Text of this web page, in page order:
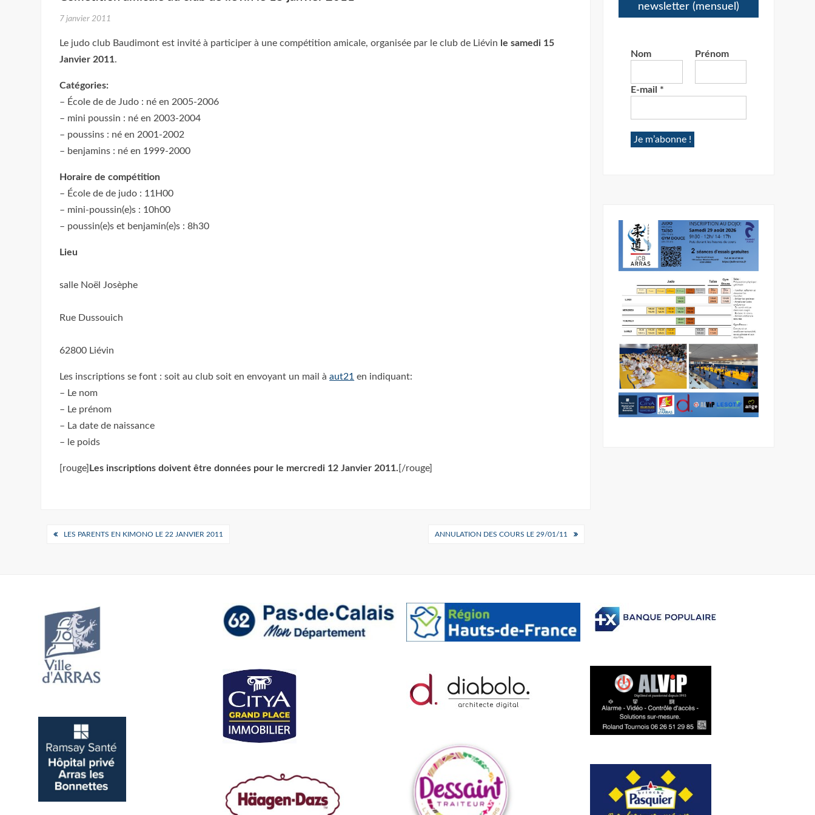
7 janvier 2011
Le judo club Baudimont est invité à participer à une compétition amicale, organisée par le club de Liévin le samedi 15
Janvier 2011.
Catégories:
– École de de Judo : né en 2005-2006
– mini poussin : né en 2003-2004
– poussins : né en 2001-2002
– benjamins : né en 1999-2000
Horaire de compétition
– École de de judo : 11H00
– mini-poussin(e)s : 10h00
– poussin(e)s et benjamin(e)s : 8h30
Lieu
salle Noël Josèphe
Rue Dussouich
62800 Liévin
Les inscriptions se font : soit au club soit en envoyant un mail àaut21 en indiquant:
– Le nom
– Le prénom
– La date de naissance
– le poids
[rouge] Les inscriptions doivent être données pour le mercredi 12 Janvier 2011. [/rouge]
Navigation
LES PARENTS EN KIMONO LE 22 JANVIER 2011 ANNULATION DES COURS LE 29/01/11
newsletter (mensuel)
Nom Prénom
E-mail *